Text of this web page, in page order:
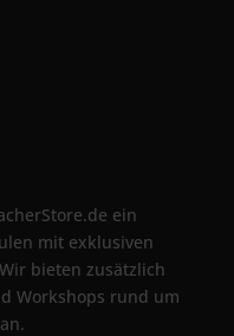
ein
mit exklusiven
bieten zusätzlich
Workshops rund um